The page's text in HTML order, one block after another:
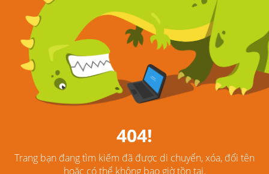
404!
Trang bạn đang tìm kiếm đã được di chuyển, xóa, đổi tên
hoặc có thể không bao giờ tồn tại.